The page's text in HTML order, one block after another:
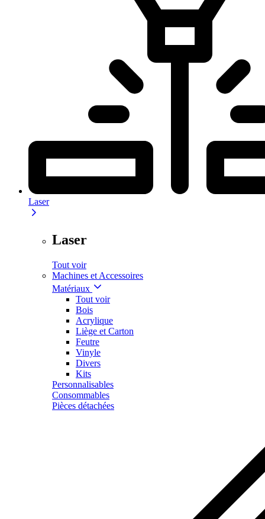
Laser
Laser
Tout voir
Machines et Accessoires
Matériaux
Tout voir
Bois
Acrylique
Liège et Carton
Feutre
Vinyle
Divers
Kits
Personnalisables
Consommables
Pièces détachées